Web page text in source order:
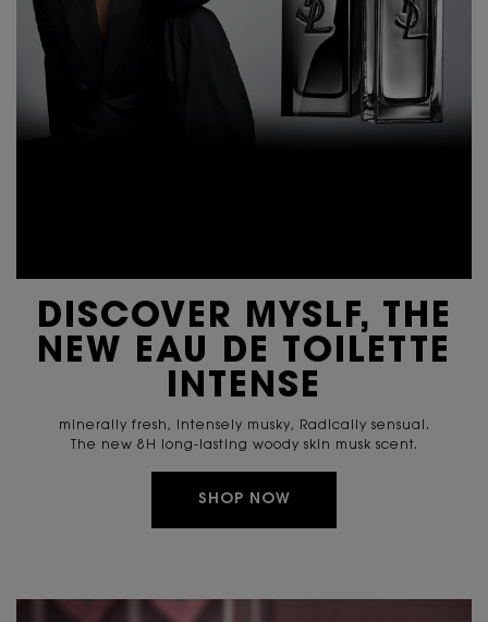
DISCOVER MYSLF, THE
NEW EAU DE TOILETTE
INTENSE
minerally fresh, Intensely musky, Radically sensual.
The new 8H long-lasting woody skin musk scent.
SHOP NOW